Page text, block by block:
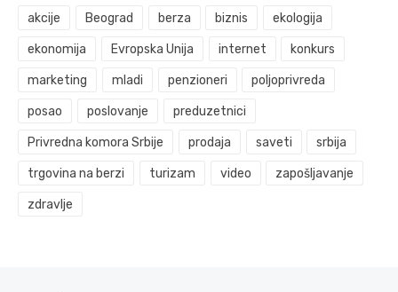
akcije Beograd berza biznis ekologija
ekonomija Evropska Unija internet konkurs
marketing mladi penzioneri poljoprivreda
posao poslovanje preduzetnici
Privredna komora Srbije prodaja saveti srbija
trgovina na berzi turizam video zapošljavanje
zdravlje